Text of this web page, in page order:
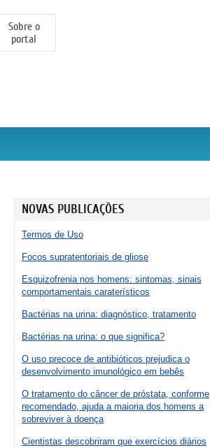
Sobre o
portal
NOVAS PUBLICAÇÕES
Termos de Uso
Focos supratentoriais de gliose
Esquizofrenia nos homens: sintomas, sinais
comportamentais caraterísticos
Bactérias na urina: diagnóstico, tratamento
Bactérias na urina: o que significa?
O uso precoce de antibióticos prejudica o
desenvolvimento imunológico em bebês
O tratamento do câncer de próstata, conforme
recomendado, ajuda a maioria dos homens a
sobreviver à doença
Cientistas descobriram que exercícios diários